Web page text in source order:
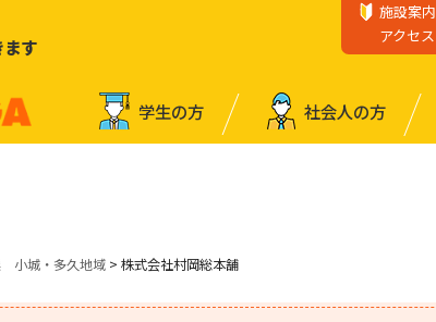
ます
施設案内
アクセス
学⽣の⽅ 社会⼈の⽅
小城・多久地域 > 株式会社村岡総本舗